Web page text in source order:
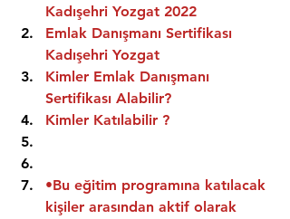
Kadışehri Yozgat 2022
Emlak Danışmanı Sertifikası
Kadışehri Yozgat
Kimler Emlak Danışmanı
Sertifikası Alabilir?
Kimler Katılabilir ?
•Bu eğitim programına katılacak
kişiler arasından aktif olarak